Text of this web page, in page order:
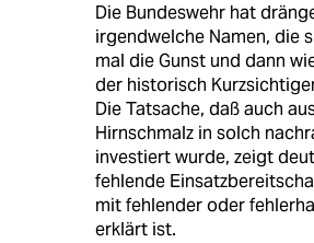
Die Bundeswehr hat
irgendwelche Namen, die
mal die Gunst und dann
der historisch
Die Tatsache, daß auch
Hirnschmalz in solch
investiert wurde, zeigt
fehlende
mit fehlender oder
erklärt ist.